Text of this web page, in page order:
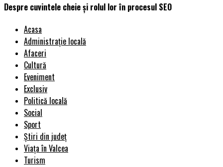
Despre cuvintele cheie și rolul lor în procesul SEO
Acasa
Administrație locală
Afaceri
Cultură
Eveniment
Exclusiv
Politică locală
Social
Sport
Știri din județ
Viața în Valcea
Turism